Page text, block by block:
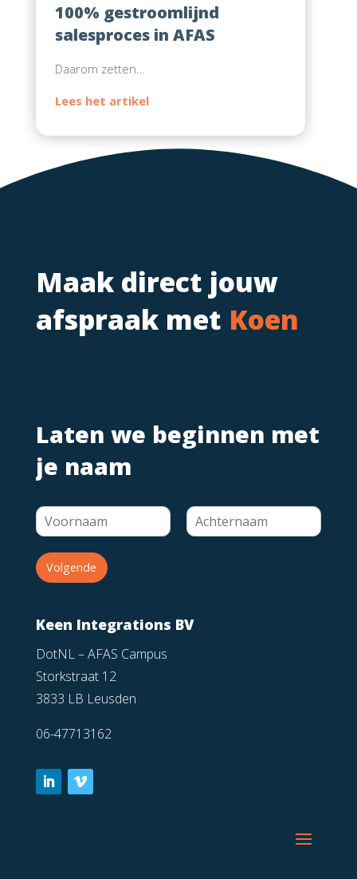
100% gestroomlijnd
salesproces in AFAS
Daarom zetten…
Maak direct jouw
afspraak met Koen
Laten we beginnen met
je naam
Volgende
Keen Integrations BV
DotNL – AFAS Campus
Storkstraat 12
3833 LB Leusden
06-47713162